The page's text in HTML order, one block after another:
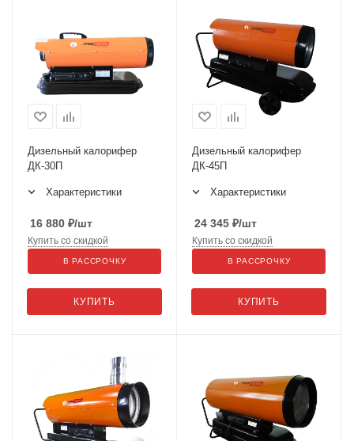
Дизельный калорифер
ДК-30П
Характеристики
16 880 ₽/шт
КУПИТЬ
Купить со скидкой
В РАССРОЧКУ
Дизельный калорифер
ДК-45П
Характеристики
24 345 ₽/шт
КУПИТЬ
Купить со скидкой
В РАССРОЧКУ